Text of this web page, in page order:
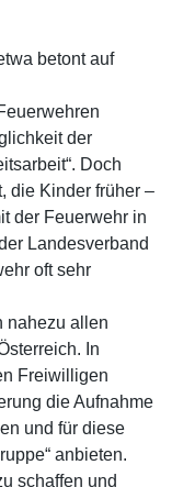
betont auf
der
Doch
die Kinder früher –
der Feuerwehr in
Landesverband
oft sehr
nahezu allen
In
Freiwilligen
die Aufnahme
und für diese
anbieten.
schaffen und